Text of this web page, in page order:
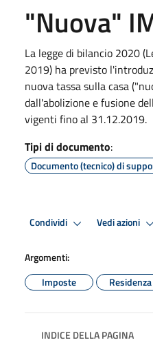
"Nuova"
La legge di bilancio 2020
2019) ha previsto
nuova tassa sulla casa
dall'abolizione e fusione
vigenti fino al 31.12.2019.
Tipi di documento:
Documento (tecnico) di
Condividi Vedi azioni
Argomenti:
Imposte
Residenza
INDICE DELLA PAGINA